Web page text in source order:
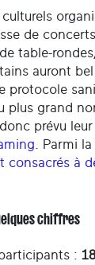
culturels
de
table-
auront
protocole
plus grand
donc prévu
. Parmi
consacrés à
chiffres
: